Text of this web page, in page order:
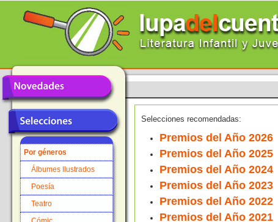
Por géneros
Álbumes Ilustrados
Poesía
Teatro
Selecciones recomendadas:
Premios del Año 2026
Premios del Año 2025
Premios del Año 2024
Premios del Año 2023
Premios del Año 2022
Premios del Año 2021